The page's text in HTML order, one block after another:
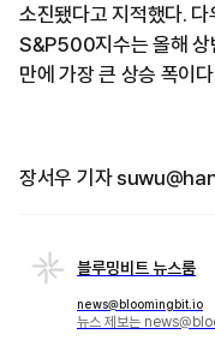
소진됐다고 지적했다.
S&P500지수는 올해
만에 가장 큰 상승 폭이
장서우 기자
블루밍비트 뉴스룸
news@bloomingbit.io
뉴스 제보는